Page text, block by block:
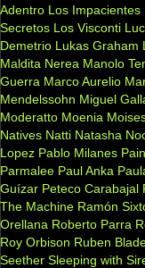
Adentro Los Impacientes
Secretos Los Visconti
Demetrio Lukas Graham
Maldita Nerea Manolo
Guerra Marco Aurelio
Mendelssohn Miguel
Moderatto Moenia
Natives Natti Natasha
Lopez Pablo Milanes
Parmalee Paul Anka
Guízar Peteco Carabajal
The Machine Ramón
Orellana Roberto Parra
Roy Orbison Ruben
Seether Sleeping with